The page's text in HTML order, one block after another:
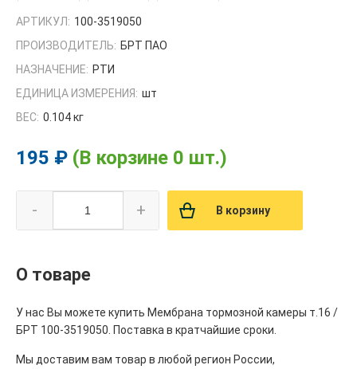
АРТИКУЛ: 100-3519050
ПРОИЗВОДИТЕЛЬ: БРТ ПАО
НАЗНАЧЕНИЕ: РТИ
ЕДИНИЦА ИЗМЕРЕНИЯ: шт
ВЕС: 0.104 кг
195 ₽ (В корзине 0 шт.)
- + В корзину
О товаре
У нас Вы можете купить Мембрана тормозной камеры т.16 /
БРТ 100-3519050. Поставка в кратчайшие сроки.
Мы доставим вам товар в любой регион России,